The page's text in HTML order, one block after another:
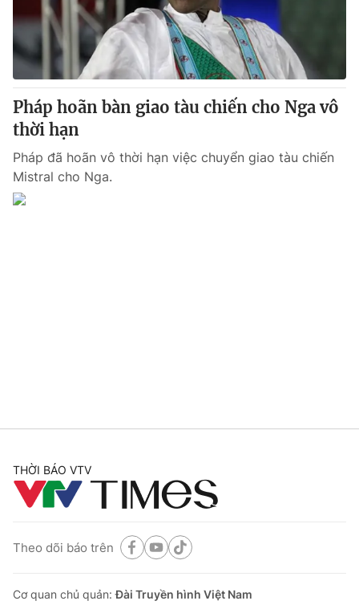
Sản phẩm
Thị trường
Tư vấn
Lịch phát sóng
Chuyên mục khác
Emagazine
Photo
VTV9
Liên hệ tòa soạn English
THỜI BÁO VTV
Pháp hoãn bàn giao tàu chiến cho Nga vô
thời hạn
Pháp đã hoãn vô thời hạn việc chuyển giao tàu chiến
Mistral cho Nga.
THỜI BÁO VTV
Theo dõi báo trên
Cơ quan chủ quản:Đài Truyền hình Việt Nam